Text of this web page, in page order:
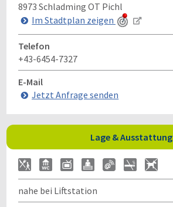
8973 Schladming OT Pichl
Im Stadtplan zeigen
Telefon
+43-6454-7327
E-Mail
Jetzt Anfrage senden
Lage & Ausstattung
nahe bei Liftstation